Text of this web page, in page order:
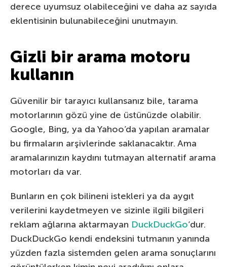
derece uyumsuz olabileceğini ve daha az sayıda
eklentisinin bulunabileceğini unutmayın.
Gizli bir arama motoru
kullanın
Güvenilir bir tarayıcı kullansanız bile, tarama
motorlarının gözü yine de üstünüzde olabilir.
Google, Bing, ya da Yahoo’da yapılan aramalar
bu firmaların arşivlerinde saklanacaktır. Ama
aramalarınızın kaydını tutmayan alternatif arama
motorları da var.
Bunların en çok bilineni istekleri ya da aygıt
verilerini kaydetmeyen ve sizinle ilgili bilgileri
reklam ağlarına aktarmayan DuckDuckGo‘dur.
DuckDuckGo kendi endeksini tutmanın yanında
yüzden fazla sistemden gelen arama sonuçlarını